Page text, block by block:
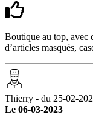
Boutique au top, avec
d’articles masqués,
Thierry - du 25-02-
Le 06-03-2023